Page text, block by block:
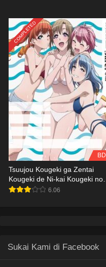
COMPLETED
BD
Tsuujou Kougeki ga Zentai
Kougeki de Ni-kai Kougeki no
Okaasan wa Suki desu ka?
6.06
Sukai Kami di Facebook